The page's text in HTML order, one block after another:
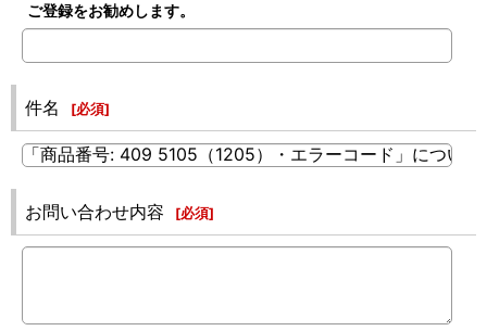
ご登録をお勧めします。
件名 [必須]
お問い合わせ内容 [必須]